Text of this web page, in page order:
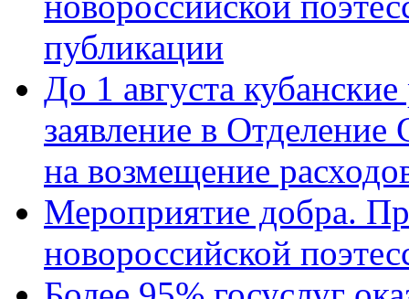
публикации
До 1 августа
заявление в
на возмещение
Мероприятие добра.
новороссийской